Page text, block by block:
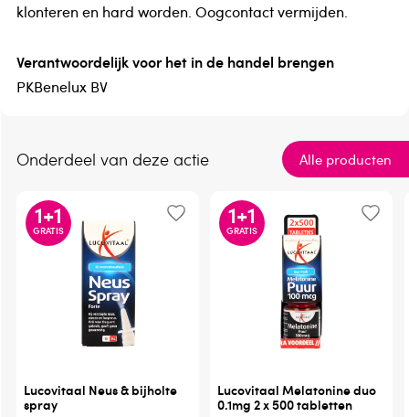
klonteren en hard worden. Oogcontact vermijden.
Verantwoordelijk voor het in de handel brengen
PKBenelux BV
Onderdeel van deze actie Alle producten
Lucovitaal Neus & bijholte
spray
1+1
GRATIS
Lucovitaal Melatonine duo
0.1mg 2 x 500 tabletten
1+1
GRATIS